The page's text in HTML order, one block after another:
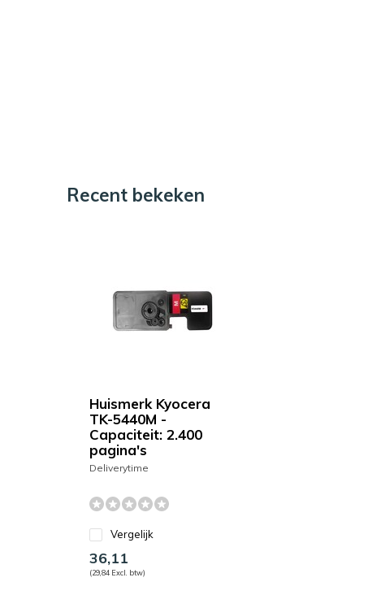
Recent bekeken
Huismerk Kyocera
TK-5440M -
Capaciteit: 2.400
pagina's
Deliverytime
Vergelijk
36,11
(29,84 Excl. btw)